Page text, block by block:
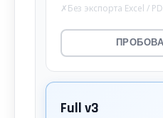
Без экспорта Excel /
Full v3